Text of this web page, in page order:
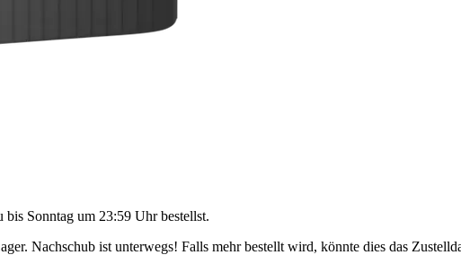
bis Sonntag um 23:59 Uhrbestellst.
Nachschub ist unterwegs! Falls mehr bestellt wird, könnte dies das